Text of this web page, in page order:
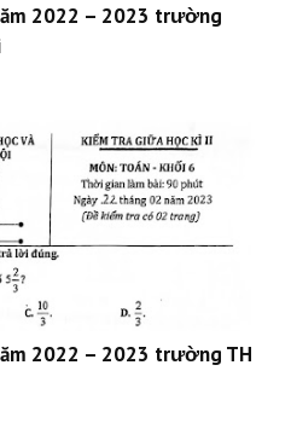
2022 – 2023 trường
2022 – 2023 trường TH